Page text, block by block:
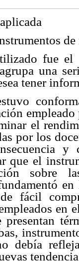
fue el
una
tener
el
por los
y
que el
sobre
fácil
en
presentan
debía